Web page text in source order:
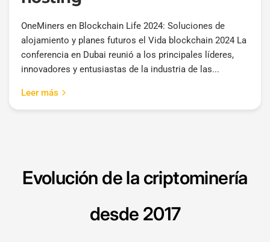
OneMiners en Blockchain Life 2024: Soluciones de
alojamiento y planes futuros el Vida blockchain 2024 La
conferencia en Dubai reunió a los principales líderes,
innovadores y entusiastas de la industria de las...
Leer más
Evolución de la criptominería
desde 2017